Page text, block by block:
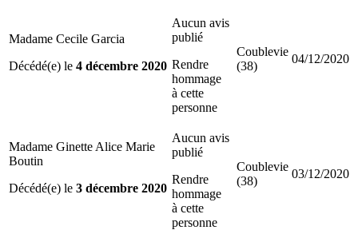
Madame Cecile Garcia
Décédé(e) le 4 décembre 2020
Aucun avis
publié
Rendre
hommage
à cette
personne
Coublevie
(38)
04/12/2020
Madame Ginette Alice Marie
Boutin
Décédé(e) le 3 décembre 2020
Aucun avis
publié
Rendre
hommage
à cette
personne
Coublevie
(38)
03/12/2020